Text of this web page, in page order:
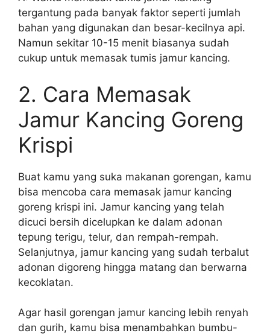
tergantung pada banyak faktor seperti jumlah
bahan yang digunakan dan besar-kecilnya api.
Namun sekitar 10-15 menit biasanya sudah
cukup untuk memasak tumis jamur kancing.
2. Cara Memasak
Jamur Kancing Goreng
Krispi
Buat kamu yang suka makanan gorengan, kamu
bisa mencoba cara memasak jamur kancing
goreng krispi ini. Jamur kancing yang telah
dicuci bersih dicelupkan ke dalam adonan
tepung terigu, telur, dan rempah-rempah.
Selanjutnya, jamur kancing yang sudah terbalut
adonan digoreng hingga matang dan berwarna
kecoklatan.
Agar hasil gorengan jamur kancing lebih renyah
dan gurih, kamu bisa menambahkan bumbu-